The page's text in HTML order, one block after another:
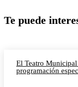
Te puede
El Teatro Municipal
programación